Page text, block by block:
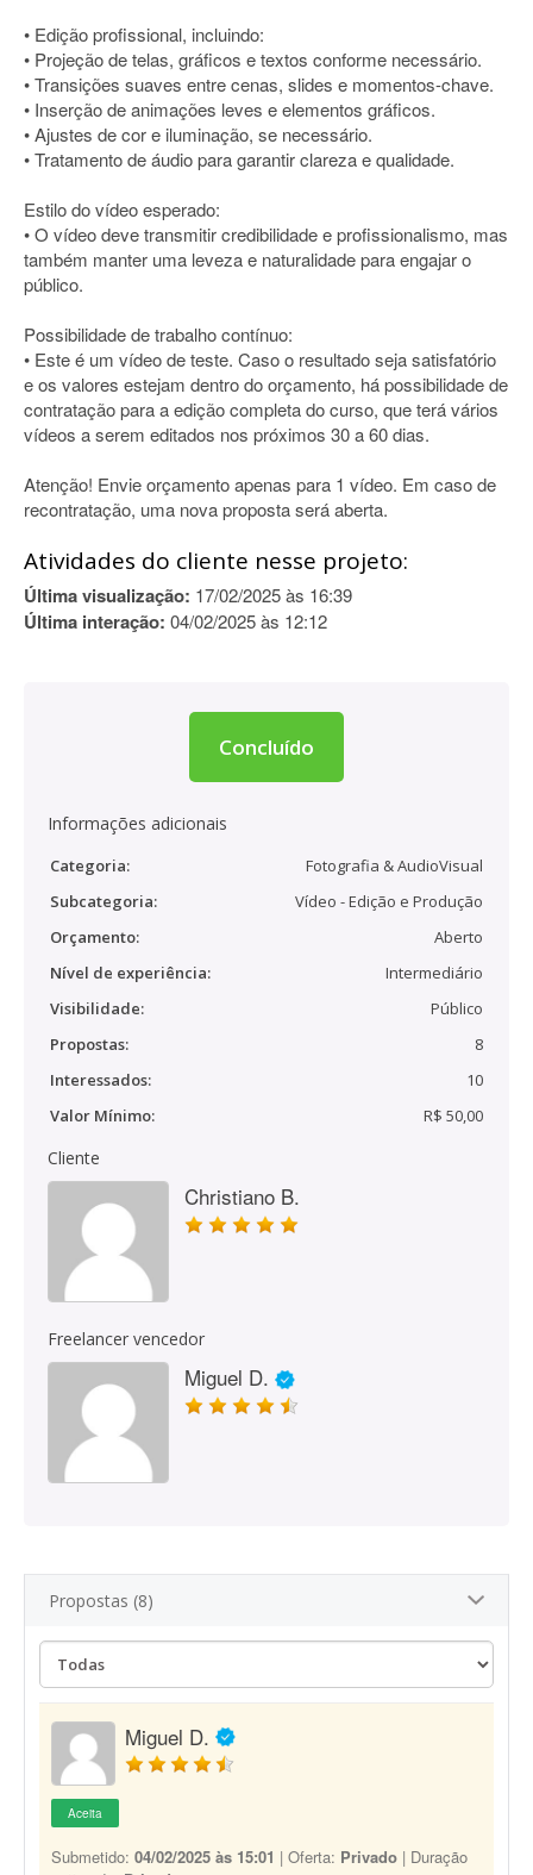
• Edição profissional, incluindo:
• Projeção de telas, gráficos e textos conforme necessário.
• Transições suaves entre cenas, slides e momentos-chave.
• Inserção de animações leves e elementos gráficos.
• Ajustes de cor e iluminação, se necessário.
• Tratamento de áudio para garantir clareza e qualidade.
Estilo do vídeo esperado:
• O vídeo deve transmitir credibilidade e profissionalismo, mas
também manter uma leveza e naturalidade para engajar o
público.
Possibilidade de trabalho contínuo:
• Este é um vídeo de teste. Caso o resultado seja satisfatório
e os valores estejam dentro do orçamento, há possibilidade de
contratação para a edição completa do curso, que terá vários
vídeos a serem editados nos próximos 30 a 60 dias.
Atenção! Envie orçamento apenas para 1 vídeo. Em caso de
recontratação, uma nova proposta será aberta.
Atividades do cliente nesse projeto:
Última visualização: 17/02/2025 às 16:39
Última interação: 04/02/2025 às 12:12
Concluído
Informações adicionais
Categoria:
Fotografia & AudioVisual
Subcategoria:
Vídeo - Edição e Produção
Orçamento:
Aberto
Nível de experiência:
Intermediário
Visibilidade:
Público
Propostas:
8
Interessados:
10
Valor Mínimo:
R$ 50,00
Cliente
Christiano B.
Freelancer vencedor
Miguel D.
Propostas (8)
Miguel D.
Aceita
Submetido: 04/02/2025 às 15:01 | Oferta: Privado | Duração